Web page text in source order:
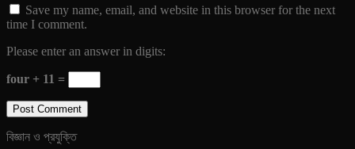
Save my name, email, and website in this browser for the next
time I comment.
Please enter an answer in digits:
four + 11 =
বিজ্ঞান ও প্রযুক্তি